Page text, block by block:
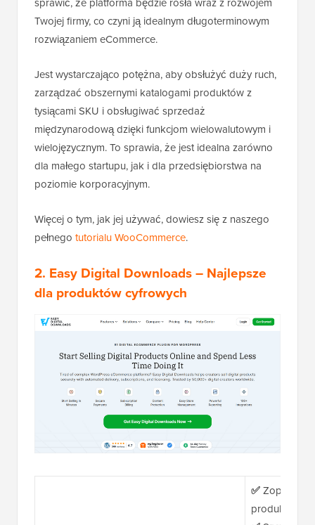
Twojej firmy, co czyni ją idealnym długoterminowym
rozwiązaniem eCommerce.
Jest wystarczająco potężna, aby obsłużyć duży ruch,
zarządzać obszernymi katalogami produktów z
tysiącami SKU i obsługiwać sprzedaż
międzynarodową dzięki funkcjom wielowalutowym i
wielojęzycznym. To sprawia, że jest idealna zarówno
dla małego startupu, jak i dla przedsiębiorstwa na
poziomie korporacyjnym.
Więcej o tym, jak jej używać, dowiesz się z naszego
pełnego tutorialu WooCommerce.
2. Easy Digital Downloads– Najlepsze
dla produktów cyfrowych
✅
produktów